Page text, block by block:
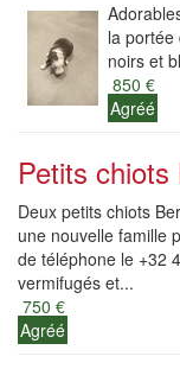
la portée
noirs et
850 €
Agréé
Petits
Deux petits chiots
une nouvelle famille
de téléphone le +32
vermifugés et...
750 €
Agréé